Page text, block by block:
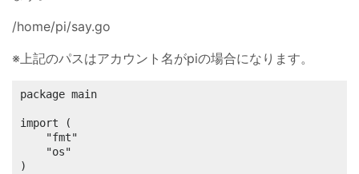
/home/pi/say.go
※上記のパスはアカウント名がpiの場合になります。
package main
import (
)